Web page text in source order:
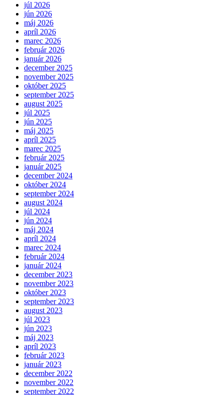
júl 2026
jún 2026
máj 2026
apríl 2026
marec 2026
február 2026
január 2026
december 2025
november 2025
október 2025
september 2025
august 2025
júl 2025
jún 2025
máj 2025
apríl 2025
marec 2025
február 2025
január 2025
december 2024
október 2024
september 2024
august 2024
júl 2024
jún 2024
máj 2024
apríl 2024
marec 2024
február 2024
január 2024
december 2023
november 2023
október 2023
september 2023
august 2023
júl 2023
jún 2023
máj 2023
apríl 2023
február 2023
január 2023
december 2022
november 2022
september 2022